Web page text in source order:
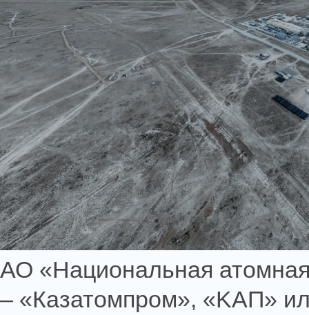
АО «Национальная
– «Казатомпром», «KAП»